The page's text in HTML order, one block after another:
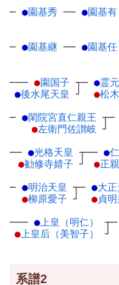
─ ●園基秀 ── ●園基有
─ ●園基継 ── ●園基任
─── ●園国子 ┬
●後水尾天皇 ┘
─ ●霊
●松
─ ●閑院宮直仁親王 ┬
●左衛門佐讃岐 ┘
─
── ●光格天皇 ┬
●勧修寺婧子 ┘
── ●
●正
─ ●明治天皇 ┬
●柳原愛子 ┘
─ ●大
●貞
─── ●上皇（明仁）
┬
●上皇后（美智子） ┘
─
系譜2